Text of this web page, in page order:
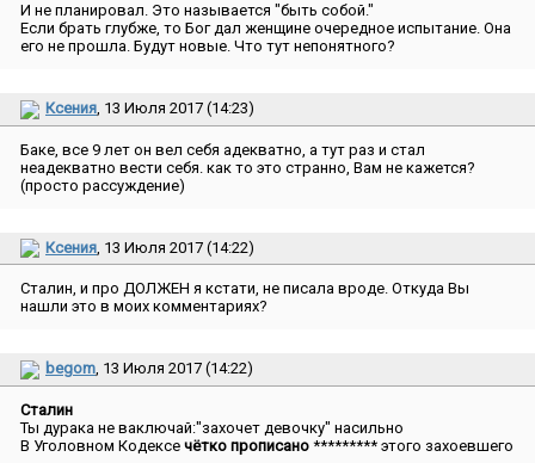
И не планировал. Это называется ″быть собой.″
Если брать глубже, то Бог дал женщине очередное испытание. Она
его не прошла. Будут новые. Что тут непонятного?
Ксения, 13 Июля 2017 (14:23)
Баке, все 9 лет он вел себя адекватно, а тут раз и стал
неадекватно вести себя. как то это странно, Вам не кажется?
(просто рассуждение)
Ксения , 13 Июля 2017 (14:22)
Сталин, и про ДОЛЖЕН я кстати, не писала вроде. Откуда Вы
нашли это в моих комментариях?
begom, 13 Июля 2017 (14:22)
Сталин
Ты дурака не ваключай:″захочет девочку″ насильно
В Уголовном Кодексе чётко прописано ********* этого захоевшего